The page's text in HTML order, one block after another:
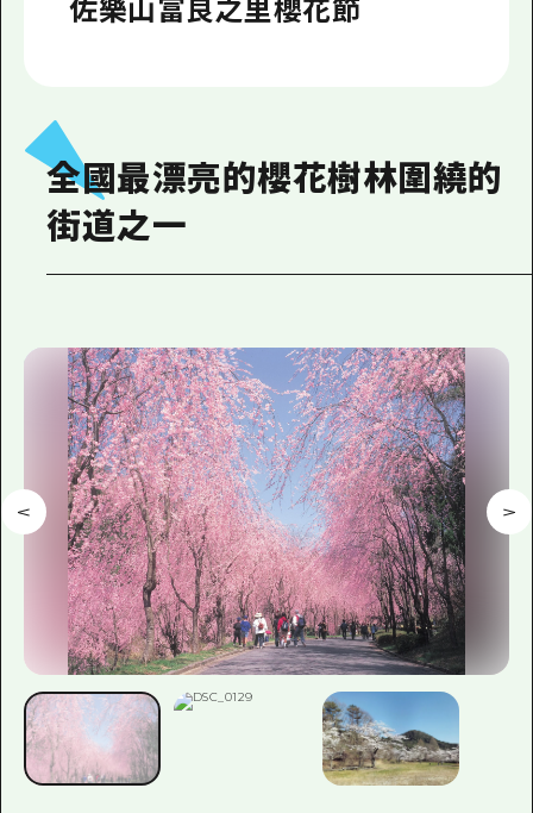
照片下載
佐樂山富良之里櫻花節
全國最漂亮的櫻花樹林圍繞的
街道之一